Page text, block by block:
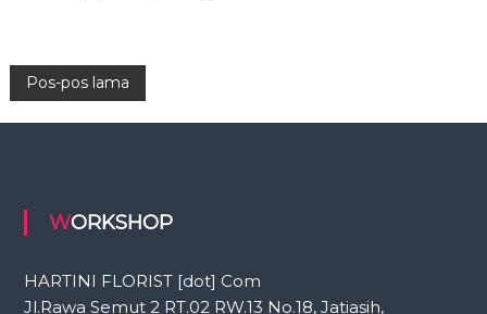
N
g
Pos-pos lama
WORKSHOP
HARTINI FLORIST [dot] Com
Jl.Rawa Semut 2 RT.02 RW.13 No.18, Jatiasih,